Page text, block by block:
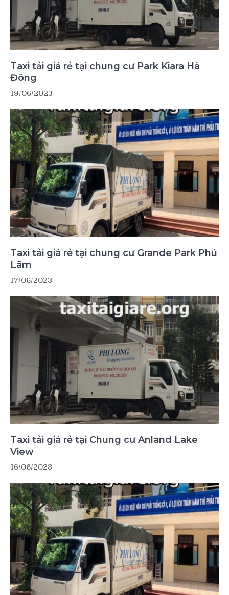
Taxi tải giá rẻ tại chung cư Park Kiara Hà
Đông
19/06/2023
Taxi tải giá rẻ tại chung cư Grande Park Phú
Lãm
17/06/2023
Taxi tải giá rẻ tại Chung cư Anland Lake
View
16/06/2023